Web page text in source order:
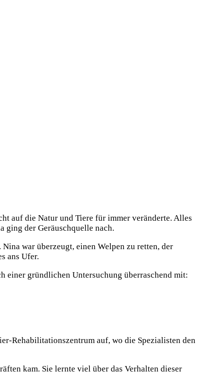
auf die Natur und Tiere für immer veränderte. Alles
ging der Geräuschquelle nach.
war überzeugt, einen Welpen zu retten, der
ans Ufer.
einer gründlichen Untersuchung überraschend mit:
Rehabilitationszentrum auf, wo die Spezialisten den
kam. Sie lernte viel über das Verhalten dieser